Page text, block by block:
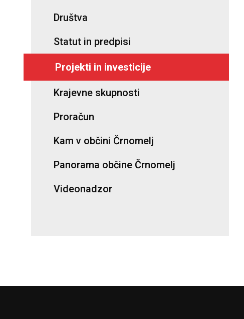
Društva
Statut in predpisi
Projekti in investicije
Krajevne skupnosti
Proračun
Kam v občini Črnomelj
Panorama občine Črnomelj
Videonadzor